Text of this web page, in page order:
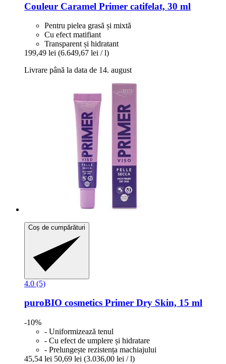
Couleur Caramel Primer catifelat, 30 ml
Pentru pielea grasă și mixtă
Cu efect matifiant
Transparent și hidratant
199,49 lei (6.649,67 lei / l)
Livrare până la data de 14. august
Coș de cumpărături
4.0 (5)
puroBIO cosmetics Primer Dry Skin, 15 ml
-10%
- Uniformizează tenul
- Cu efect de umplere și hidratare
- Prelungește rezistența machiajului
45,54 lei 50,69 lei (3.036,00 lei / l)